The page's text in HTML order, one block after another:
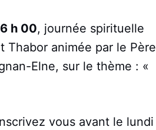
h 00, journée spirituelle
Thabor animée par le Père
Elne, sur le thème : «
vous avant le lundi